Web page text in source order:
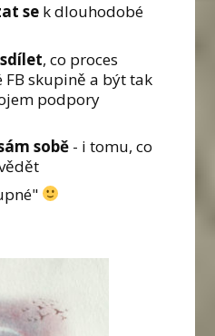
sek dlouhodobé
, co proces
FB skupině a být tak
podpory
sobě- i tomu, co